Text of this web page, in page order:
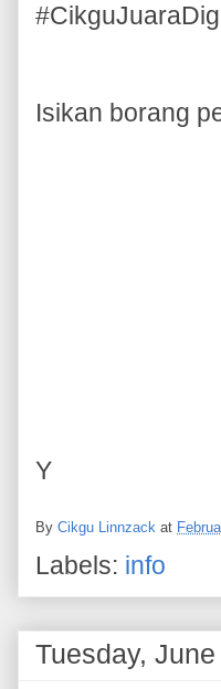
Isikan borang
Y
By Cikgu Linnzack at
Labels: info
Tuesday,